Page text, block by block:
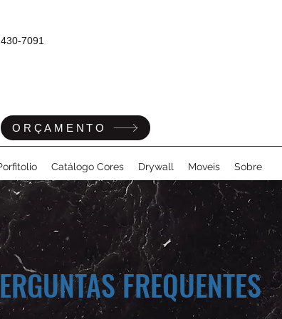
7091
ORÇAMENTO
Catálogo Cores Drywall Moveis Sobre
FREQUENTES